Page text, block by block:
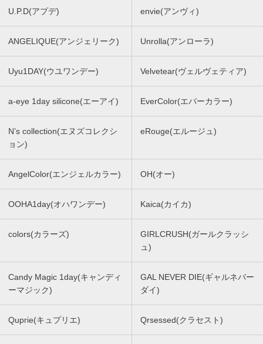
U.P.D(アプデ) envie(アンヴィ)
ANGELIQUE(アンジェリーク) Unrolla(アンローラ)
Uyu1DAY(ウユワンデー) Velvetear(ヴェルヴェティア)
a-eye 1day silicone(エーアイ) EverColor(エバーカラー)
N’s collection(エヌズコレクシ
ョン)
eRouge(エルージュ)
AngelColor(エンジェルカラー) OH(オー)
OOHA1day(オハワンデー) Kaica(カイカ)
colors(カラーズ)
GIRLCRUSH(ガールクラッシ
ュ)
Candy Magic 1day(キャンディ
ーマジック)
GAL NEVER DIE(ギャルネバー
ダイ)
Quprie(キュプリエ) Qrsessed(クラセスト)